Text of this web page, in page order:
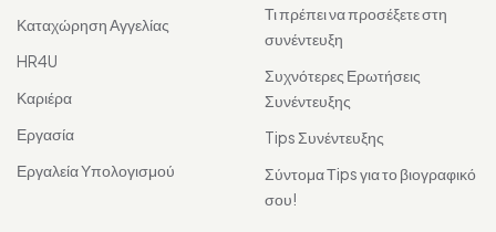
Καταχώρηση Αγγελίας
HR4U
Καριέρα
Εργασία
Εργαλεία Υπολογισμού
Τι πρέπει να προσέξετε στη
συνέντευξη
Συχνότερες Ερωτήσεις
Συνέντευξης
Tips Συνέντευξης
Σύντομα Τips για το βιογραφικό
σου!